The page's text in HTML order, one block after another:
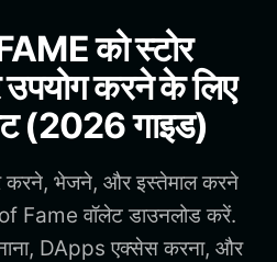
को स्टोर
करने के लिए
(2026 गाइड)
करने, भेजने, और इस्तेमाल करने
Fame वॉलेट डाउनलोड करें.
DApps एक्सेस करना, और